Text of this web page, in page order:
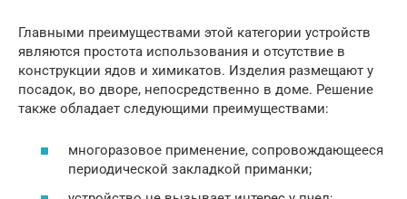
Главными преимуществами этой категории устройств
являются простота использования и отсутствие в
конструкции ядов и химикатов. Изделия размещают у
посадок, во дворе, непосредственно в доме. Решение
также обладает следующими преимуществами:
многоразовое применение, сопровождающееся
периодической закладкой приманки;